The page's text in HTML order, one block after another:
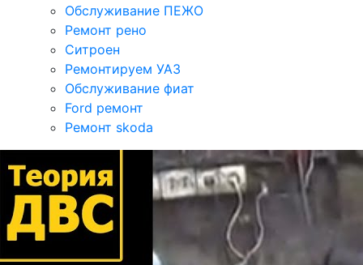
Обслуживание ПЕЖО
Ремонт рено
Ситроен
Ремонтируем УАЗ
Обслуживание фиат
Ford ремонт
Ремонт skoda